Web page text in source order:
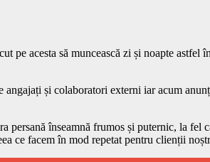
pe acesta să muncească zi și noapte astfel
și colaboratori externi iar acum
persană înseamnă frumos și puternic, la fel
ce facem în mod repetat pentru clienții